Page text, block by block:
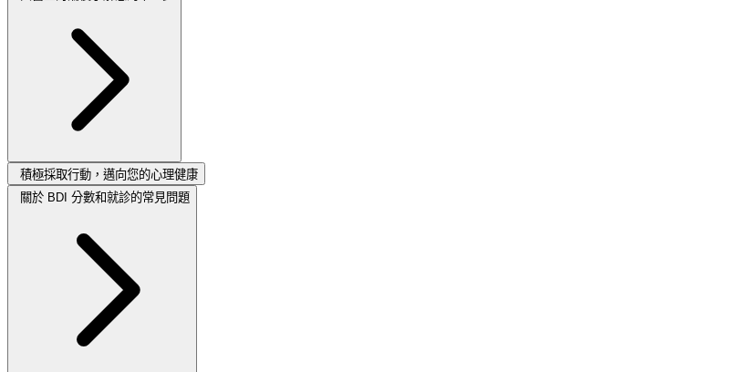
積極採取行動，邁向您的心理健康
關於 BDI 分數和就診的常見問題